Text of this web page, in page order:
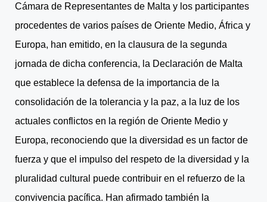
Cámara de Representantes de Malta y los participantes
procedentes de varios países de Oriente Medio, África y
Europa, han emitido, en la clausura de la segunda
jornada de dicha conferencia, la Declaración de Malta
que establece la defensa de la importancia de la
consolidación de la tolerancia y la paz, a la luz de los
actuales conflictos en la región de Oriente Medio y
Europa, reconociendo que la diversidad es un factor de
fuerza y que el impulso del respeto de la diversidad y la
pluralidad cultural puede contribuir en el refuerzo de la
convivencia pacífica. Han afirmado también la